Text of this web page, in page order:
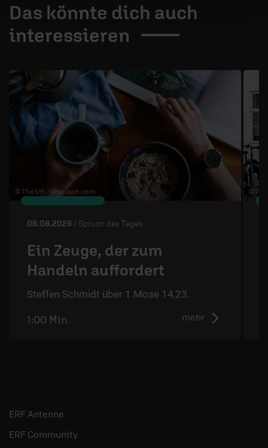
Das könnte dich auch
interessieren
© The 5th / unsplash.com
08.08.2026 / Spruch des Tages
Ein Zeuge, der zum
Handeln auffordert
Steffen Schmidt über 1.Mose 14,23.
mehr
1:00 Min.
©
ERF Antenne
ERF Community